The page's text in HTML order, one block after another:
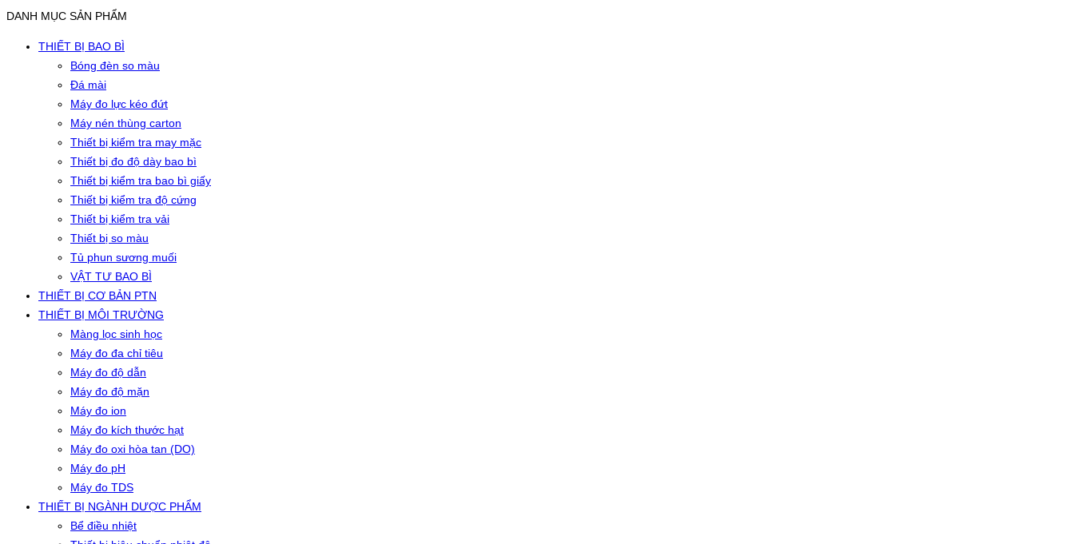
DANH MỤC SẢN PHẨM
THIẾT BỊ BAO BÌ
Bóng đèn so màu
Đá mài
Máy đo lực kéo đứt
Máy nén thùng carton
Thiết bị kiểm tra may mặc
Thiết bị đo độ dày bao bì
Thiết bị kiểm tra bao bì giấy
Thiết bị kiểm tra độ cứng
Thiết bị kiểm tra vải
Thiết bị so màu
Tủ phun sương muối
VẬT TƯ BAO BÌ
THIẾT BỊ CƠ BẢN PTN
THIẾT BỊ MÔI TRƯỜNG
Màng lọc sinh học
Máy đo đa chỉ tiêu
Máy đo độ dẫn
Máy đo độ mặn
Máy đo ion
Máy đo kích thước hạt
Máy đo oxi hòa tan (DO)
Máy đo pH
Máy đo TDS
THIẾT BỊ NGÀNH DƯỢC PHẨM
Bể điều nhiệt